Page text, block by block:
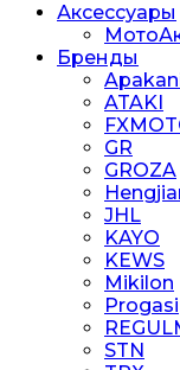
Аксессуары
Бренды
ATAKI
GR
GROZA
JHL
KAYO
KEWS
Mikilon
Progasi
STN